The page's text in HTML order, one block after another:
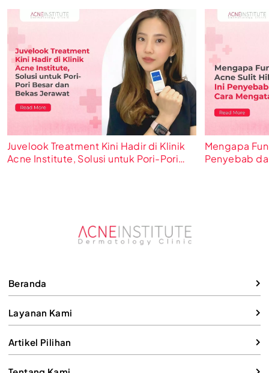
Juvelook Treatment Kini Hadir di Klinik
Acne Institute, Solusi untuk Pori-Pori
Mengapa
Penyebab
Beranda
Layanan Kami
Artikel Pilihan